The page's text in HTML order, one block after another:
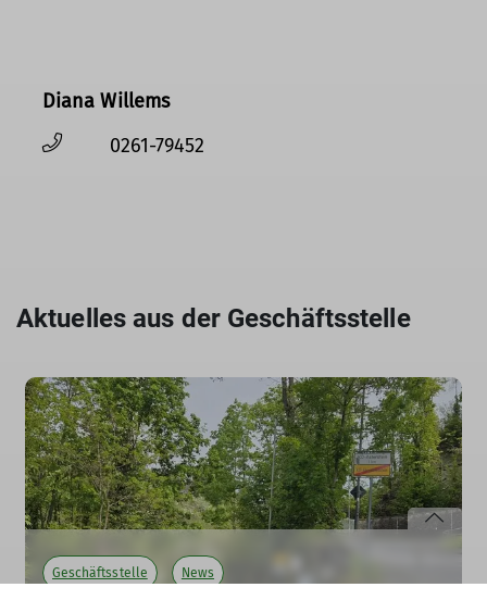
Diana Willems
0261-79452
Aktuelles aus der Geschäftsstelle
Geschäftsstelle News